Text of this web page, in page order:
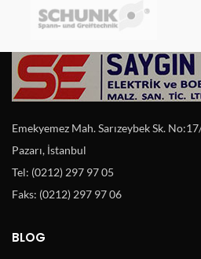
Emekyemez Mah. Sarızeybek Sk.
Pazarı, İstanbul
Tel: (0212) 297 97 05
Faks: (0212) 297 97 06
BLOG